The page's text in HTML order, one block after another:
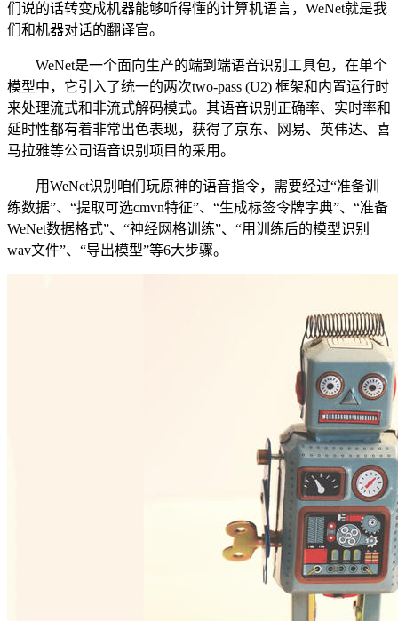
们说的话转变成机器能够听得懂的计算机语言，WeNet就是我
们和机器对话的翻译官。
WeNet是一个面向生产的端到端语音识别工具包，在单个
模型中，它引入了统一的两次two-pass (U2) 框架和内置运行时
来处理流式和非流式解码模式。其语音识别正确率、实时率和
延时性都有着非常出色表现，获得了京东、网易、英伟达、喜
马拉雅等公司语音识别项目的采用。
用WeNet识别咱们玩原神的语音指令，需要经过“准备训
练数据”、“提取可选cmvn特征”、“生成标签令牌字典”、“准备
WeNet数据格式”、“神经网格训练”、“用训练后的模型识别
wav文件”、“导出模型”等6大步骤。